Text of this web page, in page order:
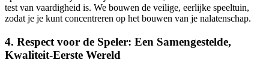
test van vaardigheid is. We bouwen de veilige, eerlijke speeltuin,
zodat je je kunt concentreren op het bouwen van je nalatenschap.
4. Respect voor de Speler: Een Samengestelde,
Kwaliteit-Eerste Wereld